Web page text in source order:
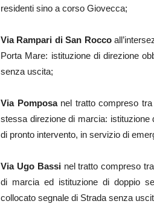
residenti sino a corso Giovecca;
Via Rampari di San Rocco
Porta Mare: istituzione di direzione
senza uscita;
Via Pomposa nel tratto compreso
stessa direzione di marcia: istituzione
di pronto intervento, in servizio di
Via Ugo Bassi nel tratto compreso
di marcia ed istituzione di doppio
collocato segnale di Strada senza